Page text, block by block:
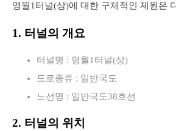
영월1터널(상)에 대한 구체적인 제원은
1. 터널의 개요
터널명 : 영월1터널(상)
도로종류 : 일반국도
노선명 : 일반국도38호선
2. 터널의 위치